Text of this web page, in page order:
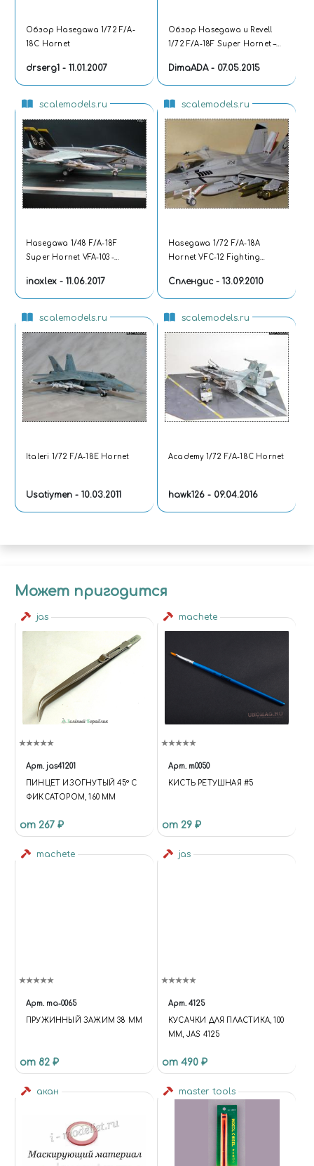
Обзор Hasegawa 1/72 F/A-
18C Hornet
drserg1 - 11.01.2007
Обзор Hasegawa и Revell
1/72 F/A-18F Super Hornet –
DimaADA - 07.05.2015
scalemodels.ru
Hasegawa 1/48 F/A-18F
Super Hornet VFA-103 -
inoxlex - 11.06.2017
scalemodels.ru
Hasegawa 1/72 F/A-18A
Hornet VFC-12 Fighting
Сплендис - 13.09.2010
scalemodels.ru
Italeri 1/72 F/A-18E Hornet
Usatiymen - 10.03.2011
scalemodels.ru
Academy 1/72 F/A-18С Hornet
hawk126 - 09.04.2016
Может пригодится
jas
Арт. jas41201
ПИНЦЕТ ИЗОГНУТЫЙ 45° С
ФИКСАТОРОМ, 160 ММ
от 267 ₽
machete
Арт. m0050
КИСТЬ РЕТУШНАЯ #5
от 29 ₽
machete
Арт. ma-0065
ПРУЖИННЫЙ ЗАЖИМ 38 ММ
от 82 ₽
jas
Арт. 4125
КУСАЧКИ ДЛЯ ПЛАСТИКА, 100
ММ, JAS 4125
от 490 ₽
акан master tools